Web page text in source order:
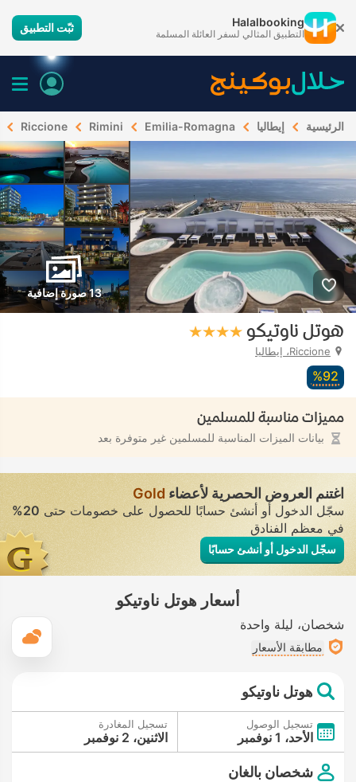
Halalbooking
التطبيق المثالي لسفر العائلة المسلمة ثبّت التطبيق
الرئيسية إيطاليا Emilia-Romagna
Rimini
Riccione
13 صورة إضافية
هوتل ناوتيكو
Riccione، إيطاليا
92‏%
مميزات مناسبة للمسلمين
بيانات الميزات المناسبة للمسلمين غير متوفرة بعد
اغتنم العروض الحصرية لأعضاء Gold
سجّل الدخول أو أنشئ حسابًا للحصول على خصومات حتى20%
في معظم الفنادق
سجّل الدخول أو أنشئ حسابًا
أسعار هوتل ناوتيكو
شخصان ليلة واحدة
مطابقة الأسعار
هوتل ناوتيكو
تسجيل الوصول
الأحد، 1 نوفمبر
تسجيل المغادرة
الاثنين، 2 نوفمبر
شخصان بالغان